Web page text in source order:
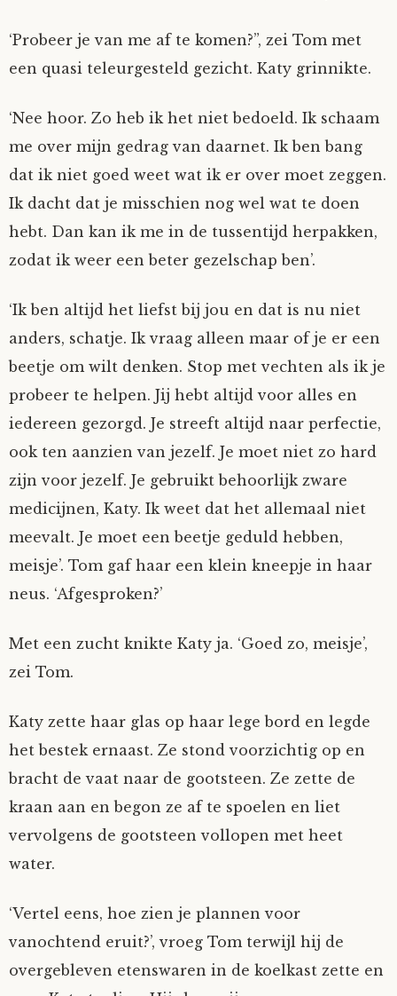
‘Probeer je van me af te komen?”, zei Tom met
een quasi teleurgesteld gezicht. Katy grinnikte.
‘Nee hoor. Zo heb ik het niet bedoeld. Ik schaam
me over mijn gedrag van daarnet. Ik ben bang
dat ik niet goed weet wat ik er over moet zeggen.
Ik dacht dat je misschien nog wel wat te doen
hebt. Dan kan ik me in de tussentijd herpakken,
zodat ik weer een beter gezelschap ben’.
‘Ik ben altijd het liefst bij jou en dat is nu niet
anders, schatje. Ik vraag alleen maar of je er een
beetje om wilt denken. Stop met vechten als ik je
probeer te helpen. Jij hebt altijd voor alles en
iedereen gezorgd. Je streeft altijd naar perfectie,
ook ten aanzien van jezelf. Je moet niet zo hard
zijn voor jezelf. Je gebruikt behoorlijk zware
medicijnen, Katy. Ik weet dat het allemaal niet
meevalt. Je moet een beetje geduld hebben,
meisje’. Tom gaf haar een klein kneepje in haar
neus. ‘Afgesproken?’
Met een zucht knikte Katy ja. ‘Goed zo, meisje’,
zei Tom.
Katy zette haar glas op haar lege bord en legde
het bestek ernaast. Ze stond voorzichtig op en
bracht de vaat naar de gootsteen. Ze zette de
kraan aan en begon ze af te spoelen en liet
vervolgens de gootsteen vollopen met heet
water.
‘Vertel eens, hoe zien je plannen voor
vanochtend eruit?’, vroeg Tom terwijl hij de
overgebleven etenswaren in de koelkast zette en